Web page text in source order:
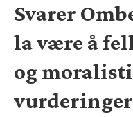
Svarer
la være å
og